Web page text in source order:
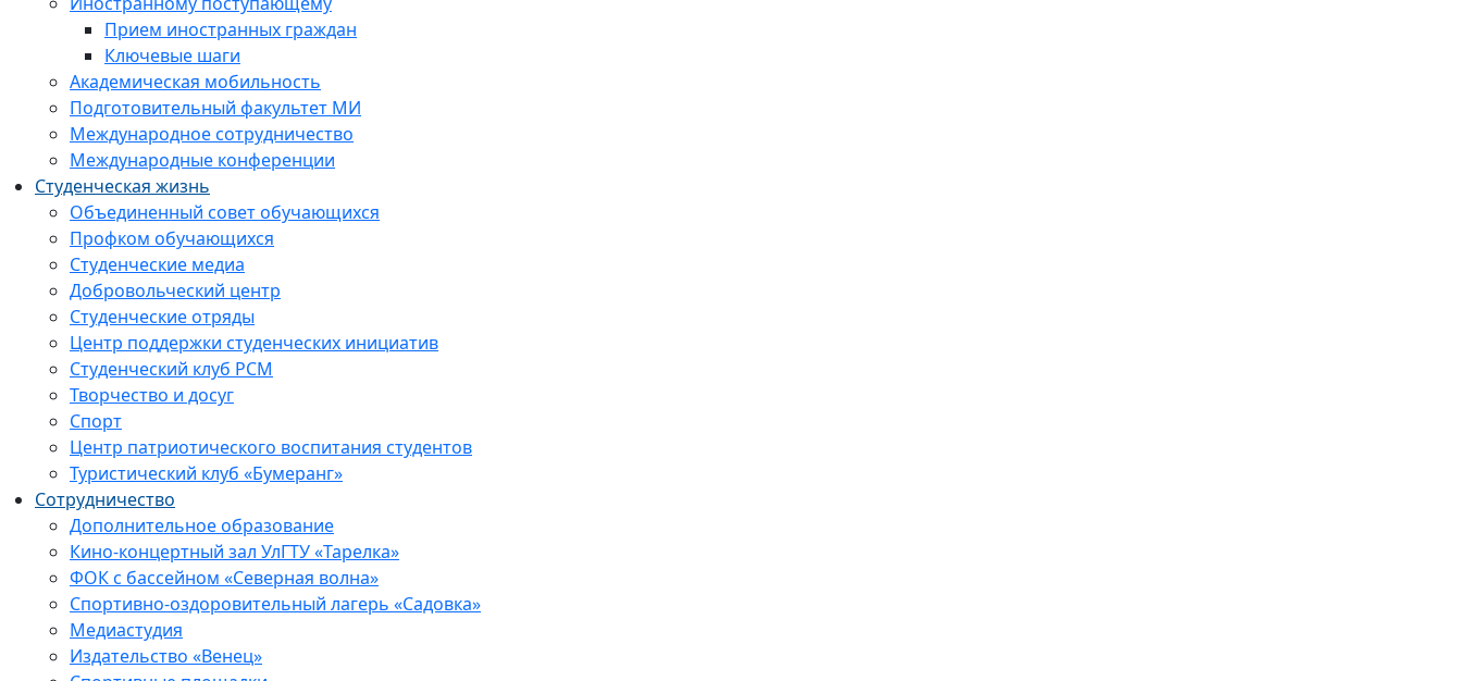
Прием иностранных граждан
Ключевые шаги
Академическая мобильность
Подготовительный факультет МИ
Международное сотрудничество
Международные конференции
Студенческая жизнь
Объединенный совет обучающихся
Профком обучающихся
Студенческие медиа
Добровольческий центр
Студенческие отряды
Центр поддержки студенческих инициатив
Студенческий клуб РСМ
Творчество и досуг
Спорт
Центр патриотического воспитания студентов
Туристический клуб «Бумеранг»
Сотрудничество
Дополнительное образование
Кино-концертный зал УлГТУ «Тарелка»
ФОК с бассейном «Северная волна»
Спортивно-оздоровительный лагерь «Садовка»
Медиастудия
Издательство «Венец»